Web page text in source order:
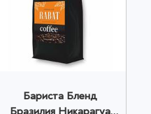
Бариста Бленд
Бразилия Никарагуа